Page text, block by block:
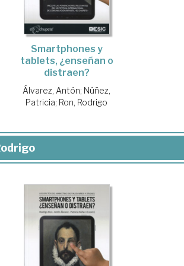
Smartphones y
tablets, ¿enseñan o
distraen?
Álvarez, Antón; Núñez,
Patricia; Ron, Rodrigo